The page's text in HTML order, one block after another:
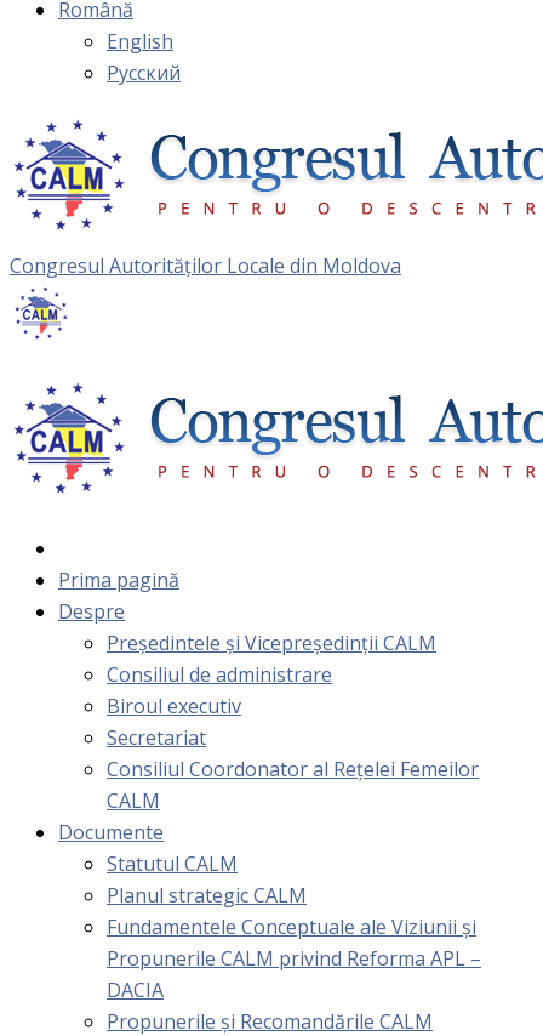
Română
English
Русский
Congresul Autorităţilor Locale din Moldova
Prima pagină
Despre
Președintele și Vicepreședinții CALM
Consiliul de administrare
Biroul executiv
Secretariat
Consiliul Coordonator al Rețelei Femeilor
CALM
Documente
Statutul CALM
Planul strategic CALM
Fundamentele Conceptuale ale Viziunii și
Propunerile CALM privind Reforma APL –
DACIA
Propunerile și Recomandările CALM